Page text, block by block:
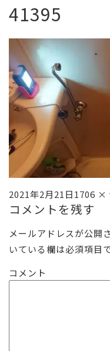
41395
投
稿
2021年2月21日フ
ル
イ
ズ
1706 ×
コメントを残す
メールアドレスが公開
いている欄は必須項目
コメント